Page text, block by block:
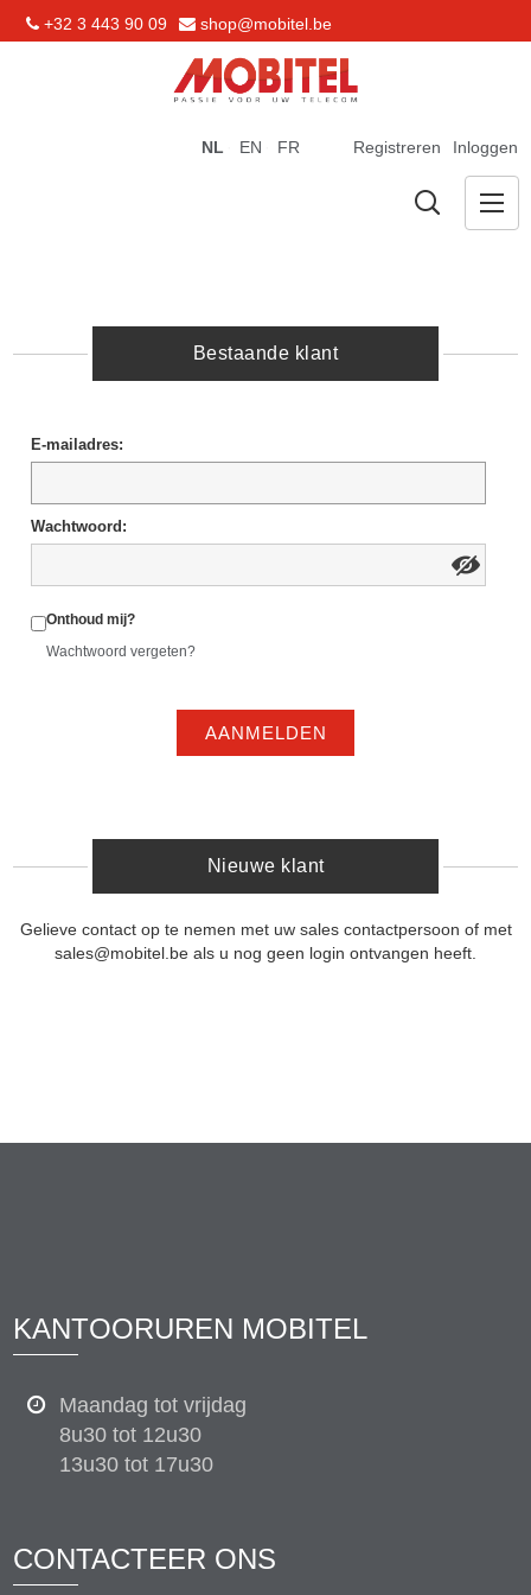
+32 3 443 90 09 shop@mobitel.be
Registreren Inloggen
NL EN FR
Bestaande klant
E-mailadres:
Wachtwoord:
Onthoud mij?
Wachtwoord vergeten?
AANMELDEN
Nieuwe klant
Gelieve contact op te nemen met uw sales contactpersoon of met
sales@mobitel.be als u nog geen login ontvangen heeft.
KANTOORUREN MOBITEL
Maandag tot vrijdag
8u30 tot 12u30
13u30 tot 17u30
CONTACTEER ONS